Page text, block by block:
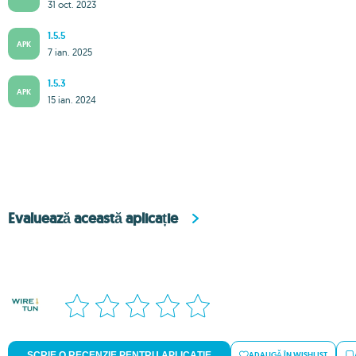
31 oct. 2023
APK
1.5.5
7 ian. 2025
APK
1.5.3
15 ian. 2024
Evaluează această aplicație